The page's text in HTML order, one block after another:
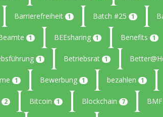
Barrierefreiheit 1 Batch #25 1
1 BEEsharing 1 Benefits 1
1 Betriebsrat 1
1 Bewerbung 1 bezahlen 1
2 Bitcoin 1 Blockchain 7 BMF